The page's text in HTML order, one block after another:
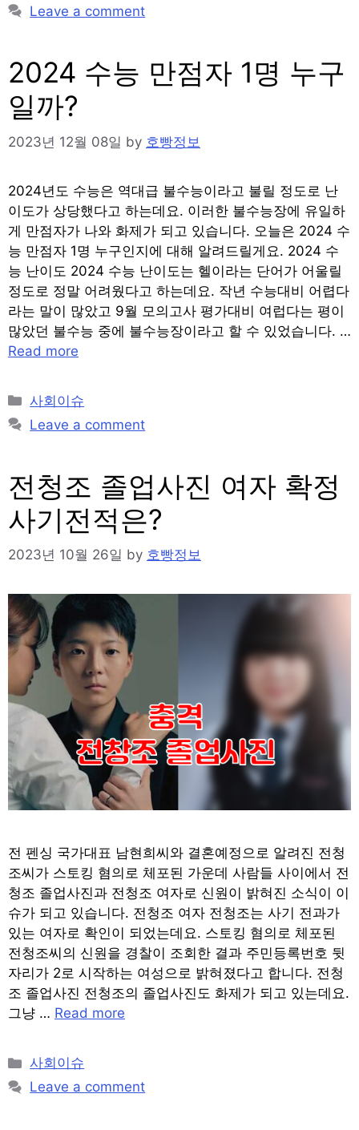
Leave a comment
2024 수능 만점자 1명 누구
일까?
2023년 12월 08일 by 호빵정보
2024년도 수능은 역대급 불수능이라고 불릴 정도로 난
이도가 상당했다고 하는데요. 이러한 불수능장에 유일하
게 만점자가 나와 화제가 되고 있습니다. 오늘은 2024 수
능 만점자 1명 누구인지에 대해 알려드릴게요. 2024 수
능 난이도 2024 수능 난이도는 헬이라는 단어가 어울릴
정도로 정말 어려웠다고 하는데요. 작년 수능대비 어렵다
라는 말이 많았고 9월 모의고사 평가대비 여럽다는 평이
많았던 불수능 중에 불수능장이라고 할 수 있었습니다. …
Read more
Categories
사회이슈
Leave a comment
전청조 졸업사진 여자 확정
사기전적은?
2023년 10월 26일 by 호빵정보
전 펜싱 국가대표 남현희씨와 결혼예정으로 알려진 전청
조씨가 스토킹 혐의로 체포된 가운데 사람들 사이에서 전
청조 졸업사진과 전청조 여자로 신원이 밝혀진 소식이 이
슈가 되고 있습니다. 전청조 여자 전청조는 사기 전과가
있는 여자로 확인이 되었는데요. 스토킹 혐의로 체포된
전청조씨의 신원을 경찰이 조회한 결과 주민등록번호 뒷
자리가 2로 시작하는 여성으로 밝혀졌다고 합니다. 전청
조 졸업사진 전청조의 졸업사진도 화제가 되고 있는데요.
그냥 … Read more
Categories
사회이슈
Leave a comment